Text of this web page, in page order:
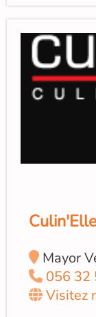
Culin'Elle
Mayor
056 32
Visitez